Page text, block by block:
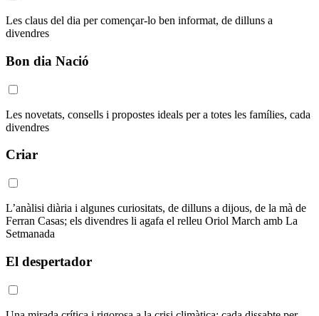
Les claus del dia per començar-lo ben informat, de dilluns a
divendres
Bon dia Nació
Les novetats, consells i propostes ideals per a totes les famílies, cada
divendres
Criar
L’anàlisi diària i algunes curiositats, de dilluns a dijous, de la mà de
Ferran Casas; els divendres li agafa el relleu Oriol March amb La
Setmanada
El despertador